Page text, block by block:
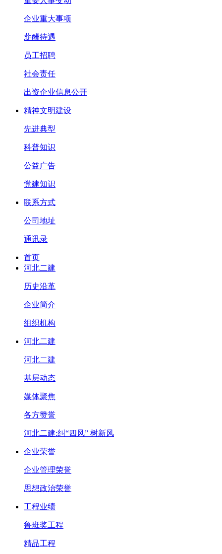
企业重大事项
薪酬待遇
员工招聘
社会责任
出资企业信息公开
精神文明建设
先进典型
科普知识
公益广告
党建知识
联系方式
公司地址
通讯录
首页
河北二建
历史沿革
企业简介
组织机构
河北二建
河北二建
基层动态
媒体聚焦
各方赞誉
河北二建:纠“四风” 树新风
企业荣誉
企业管理荣誉
思想政治荣誉
工程业绩
鲁班奖工程
精品工程